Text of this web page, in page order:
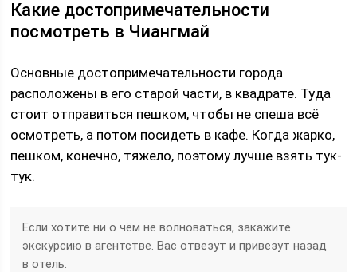
Какие достопримечательности
посмотреть в Чиангмай
Основные достопримечательности города
расположены в его старой части, в квадрате. Туда
стоит отправиться пешком, чтобы не спеша всё
осмотреть, а потом посидеть в кафе. Когда жарко,
пешком, конечно, тяжело, поэтому лучше взять тук-
тук.
Если хотите ни о чём не волноваться, закажите
экскурсию в агентстве. Вас отвезут и привезут назад
в отель.